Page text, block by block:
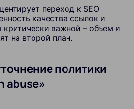
переход к SEO
качества ссылок и
критически важной – объем и
на второй план.
политики
abuse»